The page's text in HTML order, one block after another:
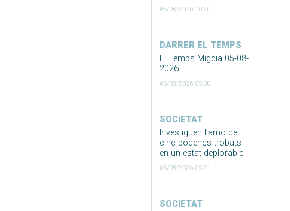
05/08/2026 10:20
DARRER EL TEMPS
El Temps Migdia 05-08-
2026
05/08/2026 05:00
SOCIETAT
Investiguen l’amo de
cinc podencs trobats
en un estat deplorable
05/08/2026 05:21
SOCIETAT